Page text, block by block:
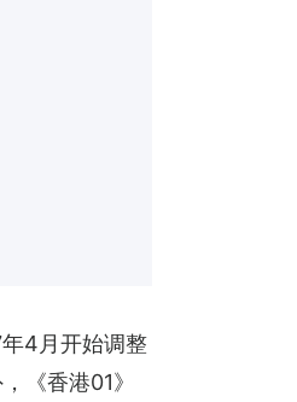
4月开始调整
《香港01》